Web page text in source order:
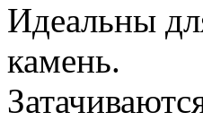
Идеальны
камень.